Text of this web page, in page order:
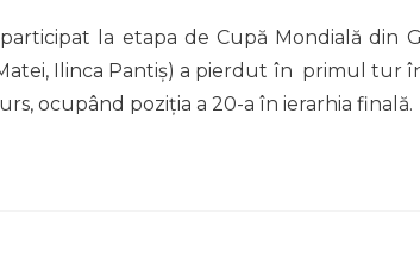
la etapa de Cupă Mondială din
Ilinca Pantiș) a pierdut în primul tur
ocupând poziția a 20-a în ierarhia finală.